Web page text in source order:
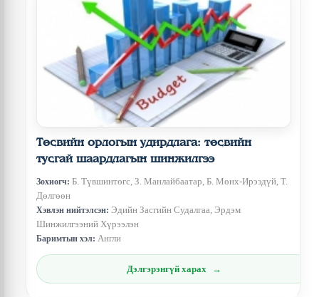
Төсвийн орлогын удирдлага: төсвийн
тусгай шаардлагын шинжилгээ
Зохиогч: Б. Түвшинтөгс, З. Манлайбаатар, Б. Мөнх-Ирээдүй, Т.
Дөлгөөн
Хэвлэн нийтэлсэн: Эдийн Засгийн Судалгаа, Эрдэм
Шинжилгээний Хүрээлэн
Баримтын хэл: Англи
Дэлгэрэнгүй харах